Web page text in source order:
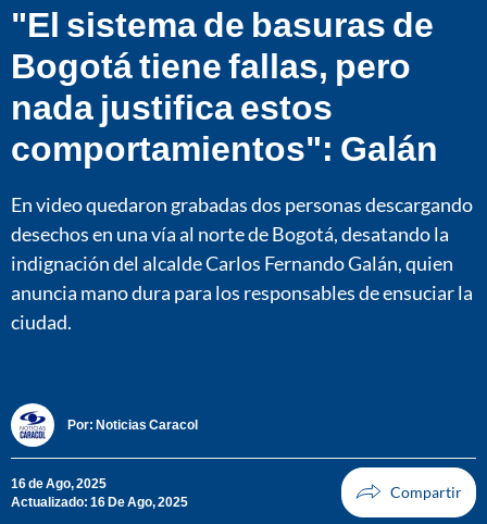
"El sistema de basuras de
Bogotá tiene fallas, pero
nada justifica estos
comportamientos": Galán
En video quedaron grabadas dos personas descargando
desechos en una vía al norte de Bogotá, desatando la
indignación del alcalde Carlos Fernando Galán, quien
anuncia mano dura para los responsables de ensuciar la
ciudad.
Por: Noticias Caracol
16 de Ago, 2025
Actualizado: 16 De Ago, 2025